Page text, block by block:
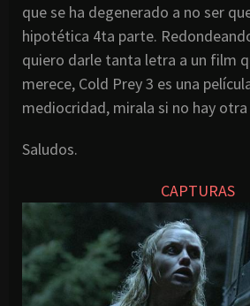
que se ha degenerado a no ser
hipotética 4ta parte.
quiero darle tanta letra a un film
merece, Cold Prey 3 es una
mediocridad, mirala si no hay otra
Saludos.
CAPTURAS